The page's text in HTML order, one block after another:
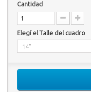
Cantidad
Elegí el Talle del cuadro